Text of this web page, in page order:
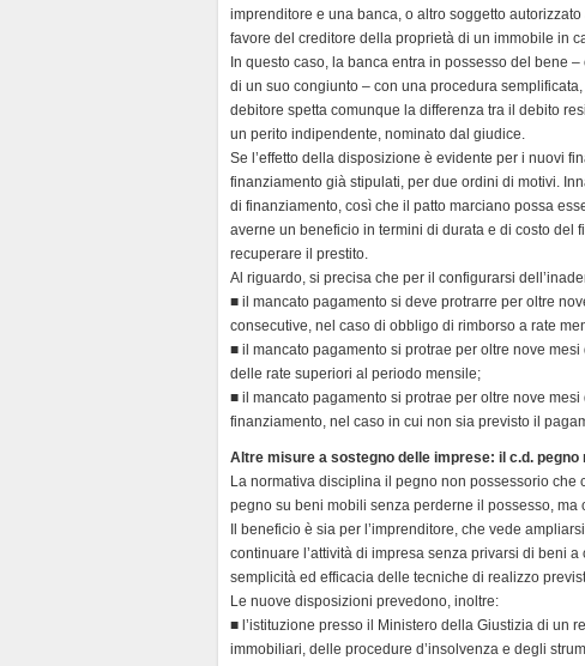
k
n
p
m
k
i
e
n
l
y
imprenditore e una banca, o altro soggetto
favore del creditore della proprietà di un immobile in
In questo caso, la banca entra in possesso del bene
di un suo congiunto – con una procedura
debitore spetta comunque la differenza tra il debito
un perito indipendente, nominato dal giudice.
Se l’effetto della disposizione è evidente per i nuovi
finanziamento già stipulati, per due ordini di motivi.
di finanziamento, così che il patto marciano possa
averne un beneficio in termini di durata e di costo
recuperare il prestito.
Al riguardo, si precisa che per il configurarsi
■ il mancato pagamento si deve protrarre per oltre
consecutive, nel caso di obbligo di rimborso a rate
■ il mancato pagamento si protrae per oltre nove
delle rate superiori al periodo mensile;
■ il mancato pagamento si protrae per oltre nove
finanziamento, nel caso in cui non sia previsto il
Altre misure a sostegno delle imprese: il c.d. pegno
La normativa disciplina il pegno non possessorio che
pegno su beni mobili senza perderne il possesso, ma
Il beneficio è sia per l’imprenditore, che vede
continuare l’attività di impresa senza privarsi di beni
semplicità ed efficacia delle tecniche di realizzo
Le nuove disposizioni prevedono, inoltre:
■ l’istituzione presso il Ministero della Giustizia di un
immobiliari, delle procedure d’insolvenza e degli